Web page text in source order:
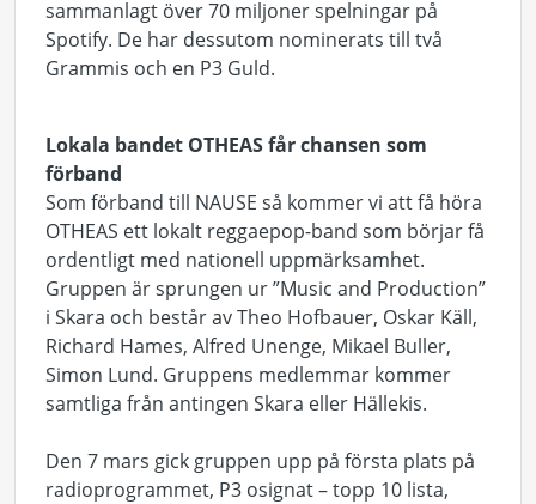
sammanlagt över 70 miljoner spelningar på
Spotify. De har dessutom nominerats till två
Grammis och en P3 Guld.
Lokala bandet OTHEAS får chansen som
förband
Som förband till NAUSE så kommer vi att få höra
OTHEAS ett lokalt reggaepop-band som börjar få
ordentligt med nationell uppmärksamhet.
Gruppen är sprungen ur ”Music and Production”
i Skara och består av Theo Hofbauer, Oskar Käll,
Richard Hames, Alfred Unenge, Mikael Buller,
Simon Lund. Gruppens medlemmar kommer
samtliga från antingen Skara eller Hällekis.
Den 7 mars gick gruppen upp på första plats på
radioprogrammet, P3 osignat – topp 10 lista,